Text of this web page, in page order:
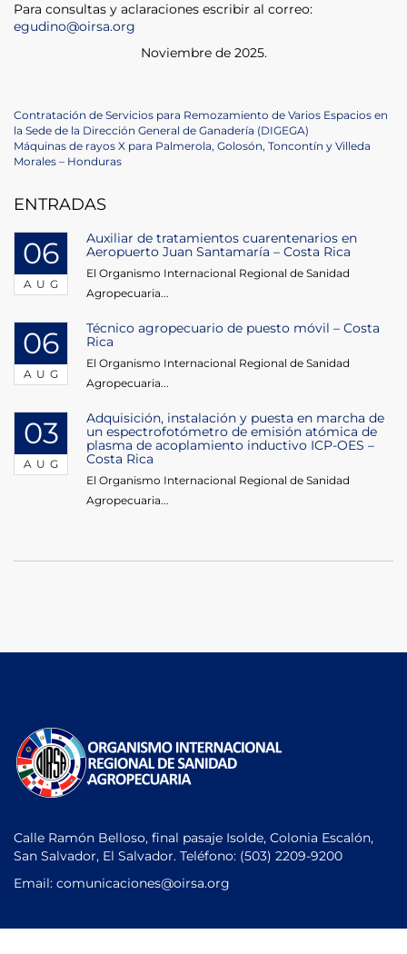
Para consultas y aclaraciones escribir al correo:
egudino@oirsa.org
Noviembre de 2025.
Post
navigation
Previous
Post
Contratación de Servicios para Remozamiento de Varios Espacios en
la Sede de la Dirección General de Ganadería (DIGEGA)
Next
Post
Máquinas de rayos X para Palmerola, Golosón, Toncontín y Villeda
Morales – Honduras
ENTRADAS
06
AUG
Auxiliar de tratamientos cuarentenarios en
Aeropuerto Juan Santamaría – Costa Rica
El Organismo Internacional Regional de Sanidad
Agropecuaria...
06
AUG
Técnico agropecuario de puesto móvil – Costa
Rica
El Organismo Internacional Regional de Sanidad
Agropecuaria...
03
AUG
Adquisición, instalación y puesta en marcha de
un espectrofotómetro de emisión atómica de
plasma de acoplamiento inductivo ICP-OES –
Costa Rica
El Organismo Internacional Regional de Sanidad
Agropecuaria...
Calle Ramón Belloso, final pasaje Isolde, Colonia Escalón,
San Salvador, El Salvador. Teléfono: (503) 2209-9200
Email: comunicaciones@oirsa.org